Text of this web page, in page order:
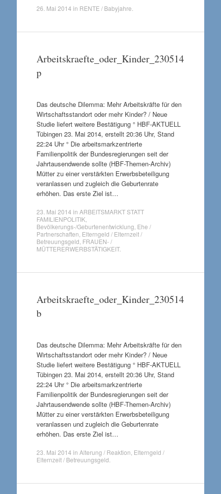
26. Mai 2014 in RENTE / Babyjahre
Arbeitskraefte_oder_Kinder_230514
p
Das deutsche Dilemma: Mehr Arbeitskräfte für den
Wirtschaftsstandort oder mehr Kinder? / Neue
Studie liefert weitere Bestätigung ° HBF-AKTUELL
Tübingen 23. Mai 2014, erstellt 20:36 Uhr, Stand
22:24 Uhr ° Die arbeitsmarkzentrierte
Familienpolitik der Bundesregierungen seit der
Jahrtausendwende sollte (HBF-Themen-Archiv)
Mütter zu einer verstärkten Erwerbsbeteiligung
veranlassen und zugleich die Geburtenrate
erhöhen. Das erste Ziel ist…
23. Mai 2014 in ARBEITSMARKT STATT
FAMILIENPOLITIK,
Bevölkerungs-/Geburtenentwicklung Ehe /
Partnerschaften Elterngeld / Elternzeit /
Betreuungsgeld FRAUEN- /
MÜTTERERWERBSTÄTIGKEIT.
Arbeitskraefte_oder_Kinder_230514
b
Das deutsche Dilemma: Mehr Arbeitskräfte für den
Wirtschaftsstandort oder mehr Kinder? / Neue
Studie liefert weitere Bestätigung ° HBF-AKTUELL
Tübingen 23. Mai 2014, erstellt 20:36 Uhr, Stand
22:24 Uhr ° Die arbeitsmarkzentrierte
Familienpolitik der Bundesregierungen seit der
Jahrtausendwende sollte (HBF-Themen-Archiv)
Mütter zu einer verstärkten Erwerbsbeteiligung
veranlassen und zugleich die Geburtenrate
erhöhen. Das erste Ziel ist…
23. Mai 2014 in Alterung / Reaktion Elterngeld /
Elternzeit / Betreuungsgeld